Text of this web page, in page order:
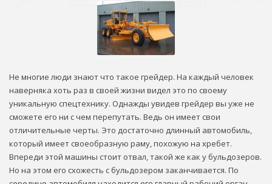
Не многие люди знают что такое грейдер. На каждый человек
наверняка хоть раз в своей жизни видел это по своему
уникальную спецтехнику. Однажды увидев грейдер вы уже не
сможете его ни с чем перепутать. Ведь он имеет свои
отличительные черты. Это достаточно длинный автомобиль,
который имеет своеобразную раму, похожую на хребет.
Впереди этой машины стоит отвал, такой же как у бульдозеров.
Но на этом его схожесть с бульдозером заканчивается. По